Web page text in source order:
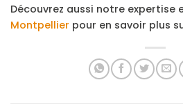
Découvrez aussi notre expertise
Montpellier pour en savoir plus